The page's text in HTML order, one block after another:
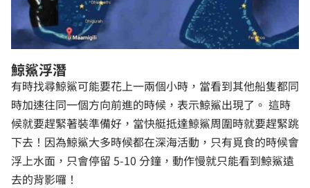
鯨鯊浮潛
有時找尋鯨鯊可能要花上一兩個小時，當看到其他船隻都同
時加速往同一個方向前進的時候，表示鯨鯊出現了。 這時
候就要趕緊著裝準備好，當快艇抵達鯨鯊周圍時就要趕緊跳
下去！因為鯨鯊大多時候都在深海活動，只有覓食的時候會
浮上水面，只會停留 5-10 分鐘，動作慢就只能看到鯨鯊遠
去的背影囉！